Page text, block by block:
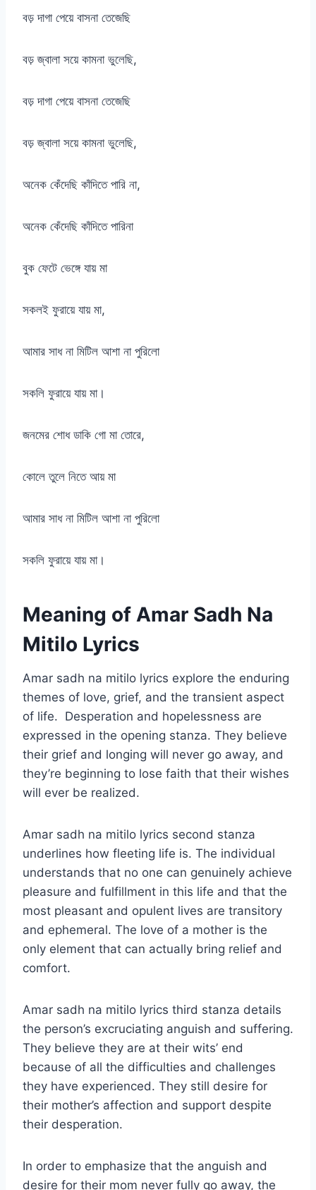
বড় দাগা পেয়ে বাসনা তেজেছি
বড় জ্বালা সয়ে কামনা ভুলেছি,
বড় দাগা পেয়ে বাসনা তেজেছি
বড় জ্বালা সয়ে কামনা ভুলেছি,
অনেক কেঁদেছি কাঁদিতে পারি না,
অনেক কেঁদেছি কাঁদিতে পারিনা
বুক ফেটে ভেঙ্গে যায় মা
সকলই ফুরায়ে যায় মা,
আমার সাধ না মিটিল আশা না পুরিলো
সকলি ফুরায়ে যায় মা।
জনমের শোধ ডাকি গো মা তোরে,
কোলে তুলে নিতে আয় মা
আমার সাধ না মিটিল আশা না পুরিলো
সকলি ফুরায়ে যায় মা।
Meaning of Amar Sadh Na
Mitilo Lyrics
Amar sadh na mitilo lyrics explore the enduring
themes of love, grief, and the transient aspect
of life. Desperation and hopelessness are
expressed in the opening stanza. They believe
their grief and longing will never go away, and
they’re beginning to lose faith that their wishes
will ever be realized.
Amar sadh na mitilo lyrics second stanza
underlines how fleeting life is. The individual
understands that no one can genuinely achieve
pleasure and fulfillment in this life and that the
most pleasant and opulent lives are transitory
and ephemeral. The love of a mother is the
only element that can actually bring relief and
comfort.
Amar sadh na mitilo lyrics third stanza details
the person’s excruciating anguish and suffering.
They believe they are at their wits’ end
because of all the difficulties and challenges
they have experienced. They still desire for
their mother’s affection and support despite
their desperation.
In order to emphasize that the anguish and
desire for their mom never fully go away, the